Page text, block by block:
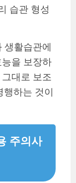
습관 형성
생활습관에
을 보장하
대로 보조
하는 것이
주의사